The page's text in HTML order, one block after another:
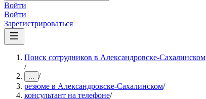
Войти
Войти
Зарегистрироваться
Поиск сотрудников в Александровске-Сахалинском
/
... /
резюме в Александровске-Сахалинском/
консультант на телефоне/